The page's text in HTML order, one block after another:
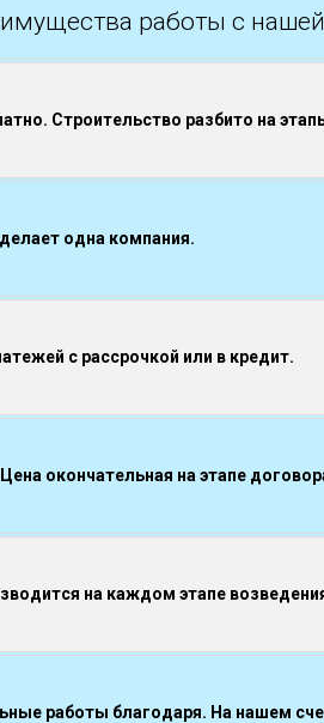
работы с
Строительство разбито на
одна компания.
с рассрочкой или в кредит.
окончательная на этапе
на каждом этапе
работы благодаря. На нашем